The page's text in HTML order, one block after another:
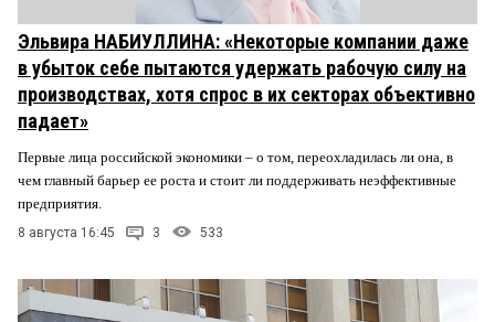
Эльвира НАБИУЛЛИНА: «Некоторые компании даже
в убыток себе пытаются удержать рабочую силу на
производствах, хотя спрос в их секторах объективно
падает»
Первые лица российской экономики – о том, переохладилась ли она, в
чем главный барьер ее роста и стоит ли поддерживать неэффективные
предприятия.
8 августа 16:45 3 533